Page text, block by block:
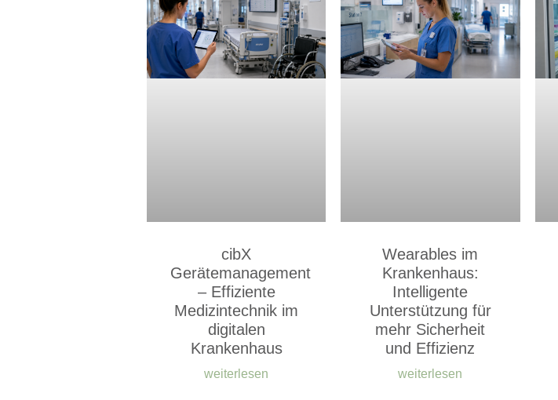
cibX
Gerätemanagement
– Effiziente
Medizintechnik im
digitalen
Krankenhaus
weiterlesen
Wearables im
Krankenhaus:
Intelligente
Unterstützung für
mehr Sicherheit
und Effizienz
weiterlesen